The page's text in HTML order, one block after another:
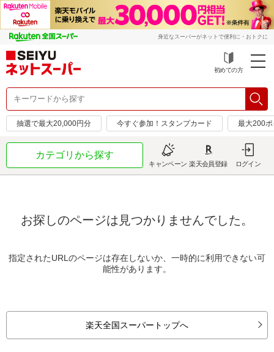
身近なスーパーがネットで便利に・おトクに
初めての方
抽選で最大20,000円分 今すぐ参加！スタンプカード 最大200
カテゴリから探す
キャンペーン 楽天会員登録 ログイン
お探しのページは見つかりませんでした。
指定されたURLのページは存在しないか、一時的に利用できない可
能性があります。
楽天全国スーパートップへ